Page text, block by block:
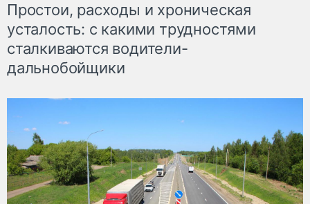
Простои, расходы и хроническая
усталость: с какими трудностями
сталкиваются водители-
дальнобойщики